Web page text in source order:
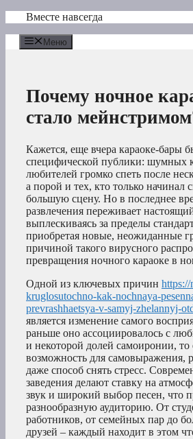
Перейти
содержимому
Вместе навсегда
Меню
Почему ночное
стало
Кажется, еще вчера караоке-бары
специфической публики: шумных
любителей громко спеть после
а порой и тех, кто только начинал
большую сцену. Но в последнее
развлечения переживает
выплескиваясь за пределы
приобретая новые, неожиданные
причиной такого вирусного
превращения ночного караоке в
Одной из ключевых причин
kruglosutochno-kak-nochnaya-
prevrashhaetsya-v-samyj-zhelannyj-
является изменение самого
раньше оно ассоциировалось с
и некоторой долей самоиронии, то
возможность для самовыражения,
даже способ снять стресс.
заведения делают ставку на
звук и широкий выбор песен, что
разнообразную аудиторию. От
работников, от семейных пар до
друзей – каждый находит в этом